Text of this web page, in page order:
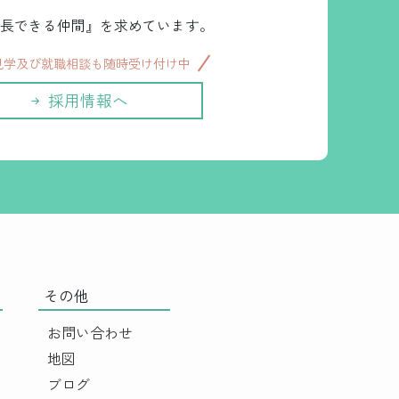
できる仲間』を求めています。
及び就職相談も随時受け付け中
採用情報へ
その他
お問い合わせ
地図
ブログ